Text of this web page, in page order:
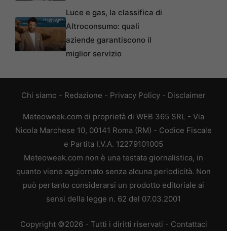
Luce e gas, la classifica di
Altroconsumo: quali
aziende garantiscono il
miglior servizio
Chi siamo - Redazione - Privacy Policy - Disclaimer
Meteoweek.com di proprietà di WEB 365 SRL - Via
Nicola Marchese 10, 00141 Roma (RM) - Codice Fiscale
e Partita I.V.A. 12279101005
Meteoweek.com non è una testata giornalistica, in
quanto viene aggiornato senza alcuna periodicità. Non
può pertanto considerarsi un prodotto editoriale ai
sensi della legge n. 62 del 07.03.2001
Copyright ©2026 - Tutti i diritti riservati - Contattaci